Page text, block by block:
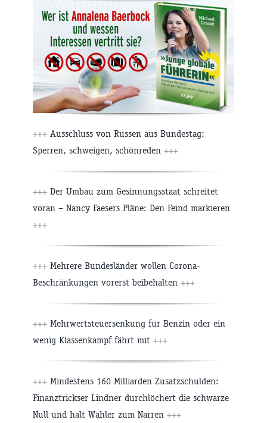
+++ Ausschluss von Russen aus Bundestag:
Sperren, schweigen, schönreden +++
+++ Der Umbau zum Gesinnungsstaat schreitet
voran – Nancy Faesers Pläne: Den Feind markieren
+++
+++ Mehrere Bundesländer wollen Corona-
Beschränkungen vorerst beibehalten +++
+++ Mehrwertsteuersenkung für Benzin oder ein
wenig Klassenkampf fährt mit +++
+++ Mindestens 160 Milliarden Zusatzschulden:
Finanztrickser Lindner durchlöchert die schwarze
Null und hält Wähler zum Narren +++